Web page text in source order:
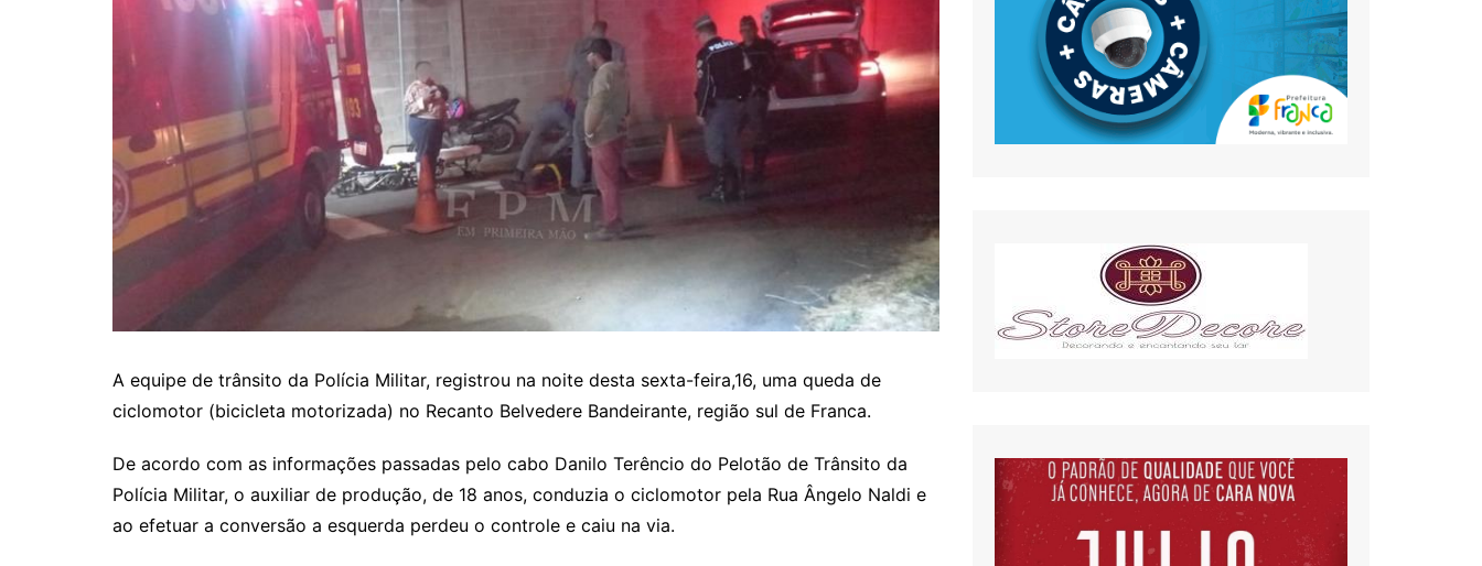
A equipe de trânsito da Polícia Militar, registrou na noite desta sexta-feira,16, uma queda de
ciclomotor (bicicleta motorizada) no Recanto Belvedere Bandeirante, região sul de Franca.
De acordo com as informações passadas pelo cabo Danilo Terêncio do Pelotão de Trânsito da
Polícia Militar, o auxiliar de produção, de 18 anos, conduzia o ciclomotor pela Rua Ângelo Naldi e
ao efetuar a conversão a esquerda perdeu o controle e caiu na via.